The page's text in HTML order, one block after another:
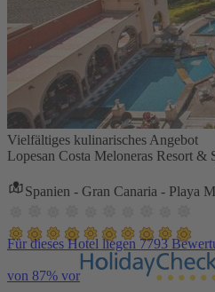
Vielfältiges kulinarisches Angebot
Lopesan Costa Meloneras Resort &
Spanien - Gran Canaria - Playa
Für dieses Hotel liegen 7793
von 87% vor